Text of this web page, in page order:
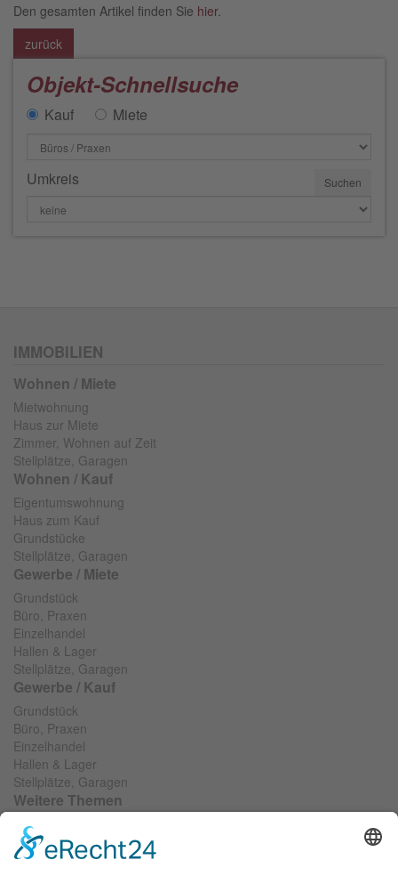
Den gesamten Artikel finden Sie hier.
zurück
Objekt-Schnellsuche
Kauf Miete
Umkreis
IMMOBILIEN
Wohnen / Miete
Mietwohnung
Haus zur Miete
Zimmer, Wohnen auf Zeit
Stellplätze, Garagen
Wohnen / Kauf
Eigentumswohnung
Haus zum Kauf
Grundstücke
Stellplätze, Garagen
Gewerbe / Miete
Grundstück
Büro, Praxen
Einzelhandel
Hallen & Lager
Stellplätze, Garagen
Gewerbe / Kauf
Grundstück
Büro, Praxen
Einzelhandel
Hallen & Lager
Stellplätze, Garagen
Weitere Themen
Wir suchen...
Objekt anbieten
Objektfinanzierung